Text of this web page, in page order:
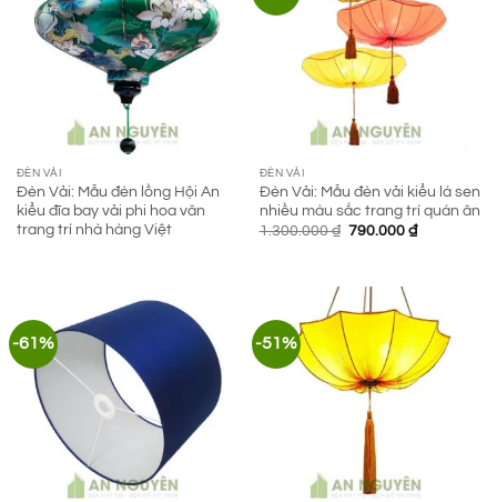
ĐÈN VẢI
Đèn Vải: Mẫu đèn lồng Hội An
kiểu đĩa bay vải phi hoa văn
trang trí nhà hàng Việt
ĐÈN VẢI
Đèn Vải: Mẫu đèn vải kiểu lá sen
nhiều màu sắc trang trí quán ăn
1.300.000₫ Giá
790.000 ₫Giá
-61% -51%